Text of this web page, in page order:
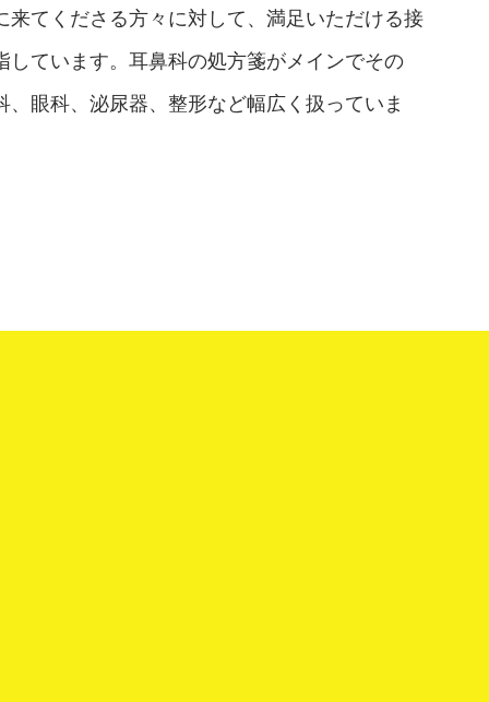
来てくださる方々に対して、満足いただける接
しています。耳鼻科の処方箋がメインでその
、眼科、泌尿器、整形など幅広く扱っていま